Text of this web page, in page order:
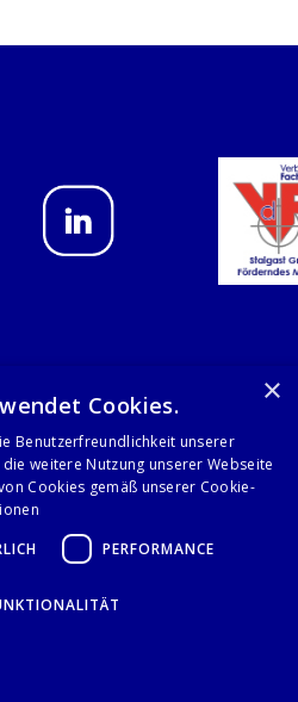
×
Cookies.
Benutzerfreundlichkeit unserer
weitere Nutzung unserer Webseite
Cookies gemäß unserer Cookie-
PERFORMANCE